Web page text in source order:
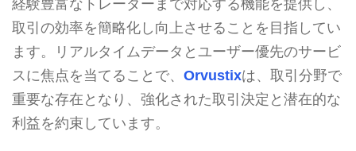
経験豊富なトレーダーまで対応する機能を提供し、
取引の効率を簡略化し向上させることを目指してい
ます。リアルタイムデータとユーザー優先のサービ
スに焦点を当てることで、 Orvustixは、取引分野で
重要な存在となり、強化された取引決定と潜在的な
利益を約束しています。